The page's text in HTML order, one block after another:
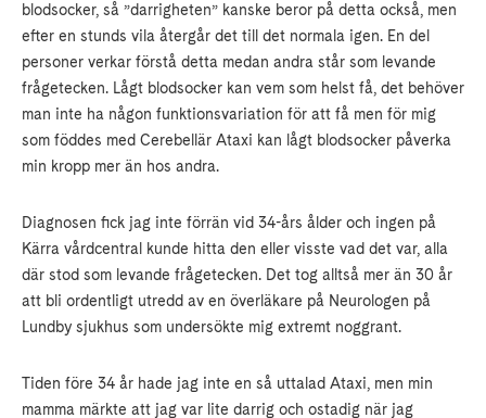
blodsocker, så ”darrigheten” kanske beror på detta också, men
efter en stunds vila återgår det till det normala igen. En del
personer verkar förstå detta medan andra står som levande
frågetecken. Lågt blodsocker kan vem som helst få, det behöver
man inte ha någon funktionsvariation för att få men för mig
som föddes med Cerebellär Ataxi kan lågt blodsocker påverka
min kropp mer än hos andra.
Diagnosen fick jag inte förrän vid 34-års ålder och ingen på
Kärra vårdcentral kunde hitta den eller visste vad det var, alla
där stod som levande frågetecken. Det tog alltså mer än 30 år
att bli ordentligt utredd av en överläkare på Neurologen på
Lundby sjukhus som undersökte mig extremt noggrant.
Tiden före 34 år hade jag inte en så uttalad Ataxi, men min
mamma märkte att jag var lite darrig och ostadig när jag